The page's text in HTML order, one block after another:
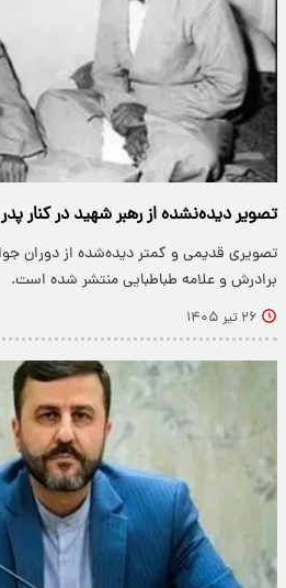
تصویر دیده‌نشده از رهبر شهید در کنار
تصویری قدیمی و کمتر دیده‌شده از دوران
برادرش و علامه طباطبایی منتشر شده است.
۲۶ تیر ۱۴۰۵